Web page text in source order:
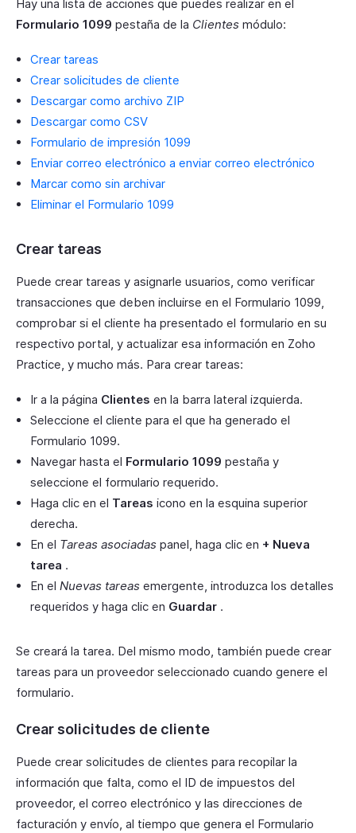
Hay una lista de acciones que puedes realizar en el
Formulario 1099 pestaña de la Clientes módulo:
Crear tareas
Crear solicitudes de cliente
Descargar como archivo ZIP
Descargar como CSV
Formulario de impresión 1099
Enviar correo electrónico a enviar correo electrónico
Marcar como sin archivar
Eliminar el Formulario 1099
Crear tareas
Puede crear tareas y asignarle usuarios, como verificar
transacciones que deben incluirse en el Formulario 1099,
comprobar si el cliente ha presentado el formulario en su
respectivo portal, y actualizar esa información en Zoho
Practice, y mucho más. Para crear tareas:
Ir a la página Clientes en la barra lateral izquierda.
Seleccione el cliente para el que ha generado el
Formulario 1099.
Navegar hasta el Formulario 1099 pestaña y
seleccione el formulario requerido.
Haga clic en el Tareas icono en la esquina superior
derecha.
En el Tareas asociadas panel, haga clic en + Nueva
tarea .
En el Nuevas tareas emergente, introduzca los detalles
requeridos y haga clic en Guardar .
Se creará la tarea. Del mismo modo, también puede crear
tareas para un proveedor seleccionado cuando genere el
formulario.
Crear solicitudes de cliente
Puede crear solicitudes de clientes para recopilar la
información que falta, como el ID de impuestos del
proveedor, el correo electrónico y las direcciones de
facturación y envío, al tiempo que genera el Formulario